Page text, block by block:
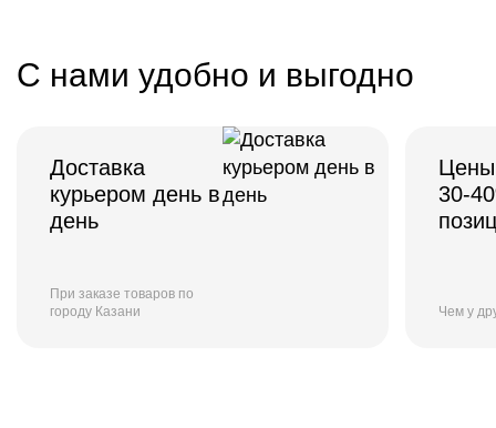
С нами удобно и выгодно
Доставка
курьером день в
день
При заказе товаров по
городу Казани
30-
Чем у